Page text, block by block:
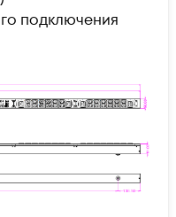
подключения